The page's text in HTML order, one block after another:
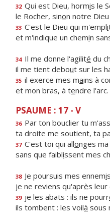
32 Qui est Dieu, hormis le
le Rocher, sinon notre Dieu
33 C'est le Dieu qui m'empli
et m'indique un chemin
34 Il me donne l'agilité du
il me tient debout sur les
35 il exerce mes mains à
et mon bras, à tendre l'arc.
PSAUME : 17 - V
36 Par ton bouclier tu m'ass
ta droite me soutient, ta
37 C'est toi qui allonges
sans que faiblissent mes
38 Je poursuis mes ennemi
je ne reviens qu'après leur
39 je les abats : ils ne pourr
ils tombent : les voilà sous